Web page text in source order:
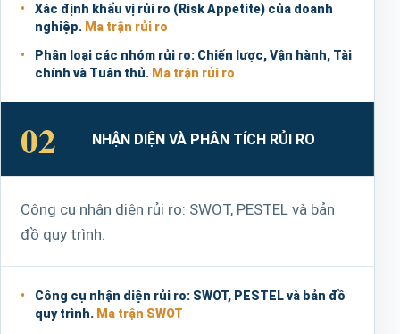
Xác định khẩu vị rủi ro (Risk Appetite) của doanh
nghiệp. Ma trận rủi ro
Phân loại các nhóm rủi ro: Chiến lược, Vận hành, Tài
chính và Tuân thủ. Ma trận rủi ro
02 NHẬN DIỆN VÀ PHÂN TÍCH RỦI RO
Công cụ nhận diện rủi ro: SWOT, PESTEL và bản
đồ quy trình.
Công cụ nhận diện rủi ro: SWOT, PESTEL và bản đồ
quy trình. Ma trận SWOT